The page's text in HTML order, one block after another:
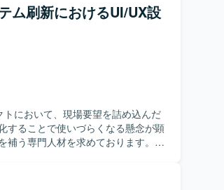
設計・制作・調整まで一貫して担
層、ボーン、ウェイト、メッシ
制作（ループ、ワンショット）、
やすい粒度への整理）、素材側へ
指摘、追加素材の依頼）、演出一
ます。デザイナーやPM、エンジニ
設計に携わることができます。
、素材要件の整理など、実装と密
ム刷新におけるUI/UX設
において、現場要望を詰め込んだ
することで使いづらくなる懸念が顕
う専門人材を求めております。